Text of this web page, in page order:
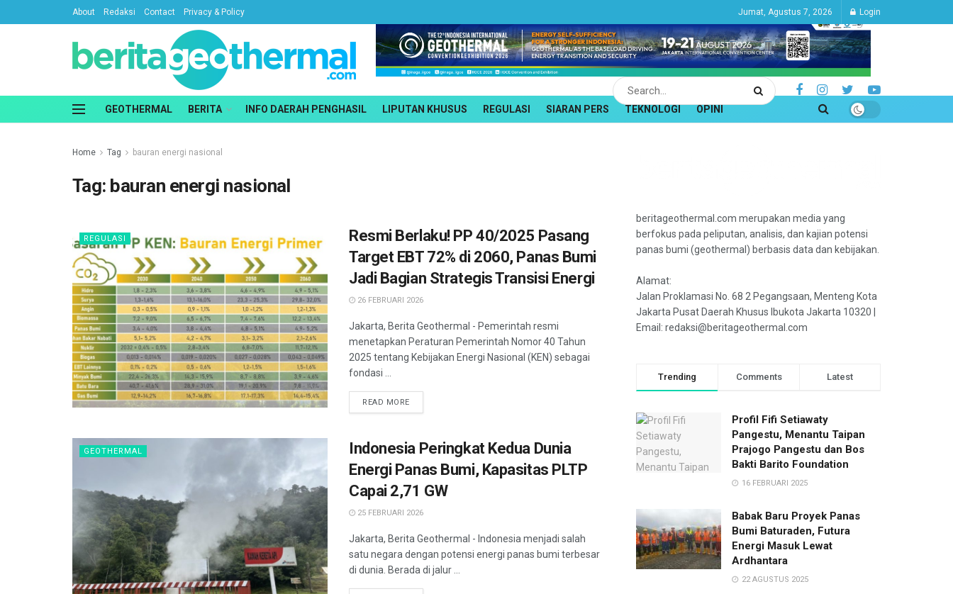
About Redaksi Contact Privacy & Policy Jumat, Agustus 7, 2026 Login
GEOTHERMAL BERITA INFO DAERAH PENGHASIL LIPUTAN KHUSUS REGULASI SIARAN PERS TEKNOLOGI OPINI
Home Tag bauran energi nasional
Tag: bauran energi nasional
REGULASI
Resmi Berlaku! PP 40/2025 Pasang
Target EBT 72% di 2060, Panas Bumi
Jadi Bagian Strategis Transisi Energi
26 FEBRUARI 2026
Jakarta, Berita Geothermal - Pemerintah resmi
menetapkan Peraturan Pemerintah Nomor 40 Tahun
2025 tentang Kebijakan Energi Nasional (KEN) sebagai
fondasi ...
READ MORE
GEOTHERMAL
Indonesia Peringkat Kedua Dunia
Energi Panas Bumi, Kapasitas PLTP
Capai 2,71 GW
25 FEBRUARI 2026
Jakarta, Berita Geothermal - Indonesia menjadi salah
satu negara dengan potensi energi panas bumi terbesar
di dunia. Berada di jalur ...
beritageothermal.com merupakan media yang
berfokus pada peliputan, analisis, dan kajian potensi
panas bumi (geothermal) berbasis data dan kebijakan.
Alamat:
Jalan Proklamasi No. 68 2 Pegangsaan, Menteng Kota
Jakarta Pusat Daerah Khusus Ibukota Jakarta 10320 |
Email: redaksi@beritageothermal.com
Trending Comments Latest
Profil Fifi Setiawaty
Pangestu, Menantu Taipan
Prajogo Pangestu dan Bos
Bakti Barito Foundation
16 FEBRUARI 2025
Babak Baru Proyek Panas
Bumi Baturaden, Futura
Energi Masuk Lewat
Ardhantara
22 AGUSTUS 2025